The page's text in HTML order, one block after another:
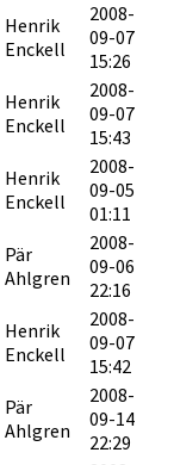
Henrik
Enckell
2008-
09-07
15:26
Henrik
Enckell
2008-
09-07
15:43
Henrik
Enckell
2008-
09-05
01:11
Pär
Ahlgren
2008-
09-06
22:16
Henrik
Enckell
2008-
09-07
15:42
Pär
Ahlgren
2008-
09-14
22:29